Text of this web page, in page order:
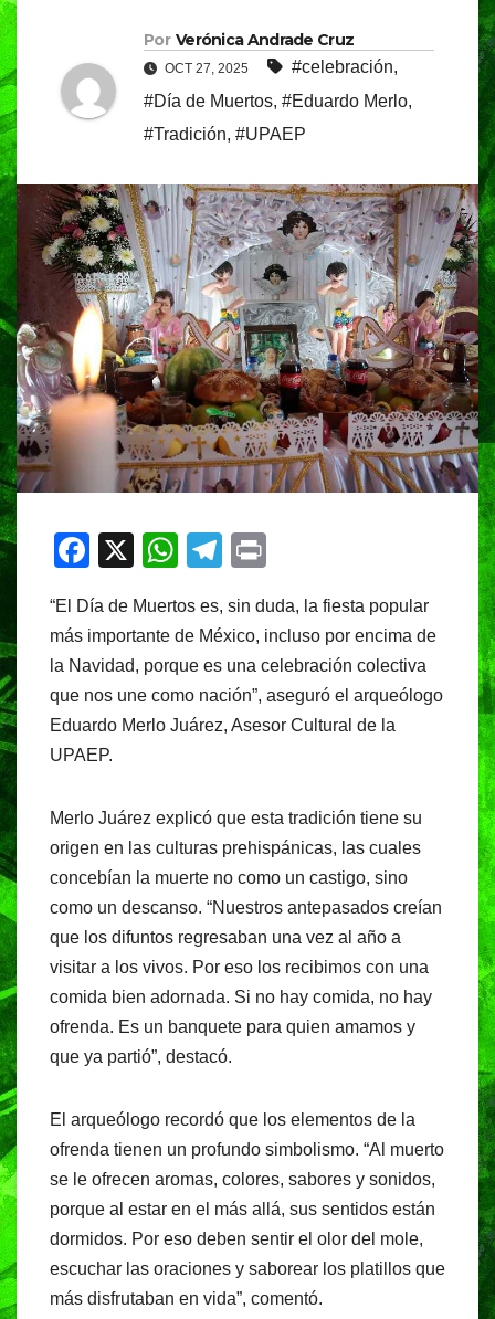
Por Verónica Andrade Cruz
OCT 27, 2025 #celebración,
#Día de Muertos, #Eduardo Merlo,
#Tradición, #UPAEP
F
c
e
b
o
o
X
W
at
s
A
p
T
e
gr
a
m
t
“El Día de Muertos es, sin duda, la fiesta popular
más importante de México, incluso por encima de
la Navidad, porque es una celebración colectiva
que nos une como nación”, aseguró el arqueólogo
Eduardo Merlo Juárez, Asesor Cultural de la
UPAEP.
Merlo Juárez explicó que esta tradición tiene su
origen en las culturas prehispánicas, las cuales
concebían la muerte no como un castigo, sino
como un descanso. “Nuestros antepasados creían
que los difuntos regresaban una vez al año a
visitar a los vivos. Por eso los recibimos con una
comida bien adornada. Si no hay comida, no hay
ofrenda. Es un banquete para quien amamos y
que ya partió”, destacó.
El arqueólogo recordó que los elementos de la
ofrenda tienen un profundo simbolismo. “Al muerto
se le ofrecen aromas, colores, sabores y sonidos,
porque al estar en el más allá, sus sentidos están
dormidos. Por eso deben sentir el olor del mole,
escuchar las oraciones y saborear los platillos que
más disfrutaban en vida”, comentó.